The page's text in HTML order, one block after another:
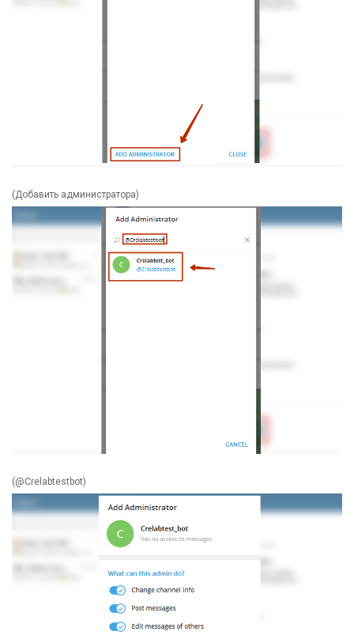
(Добавить администратора)
(@Crelabtestbot)